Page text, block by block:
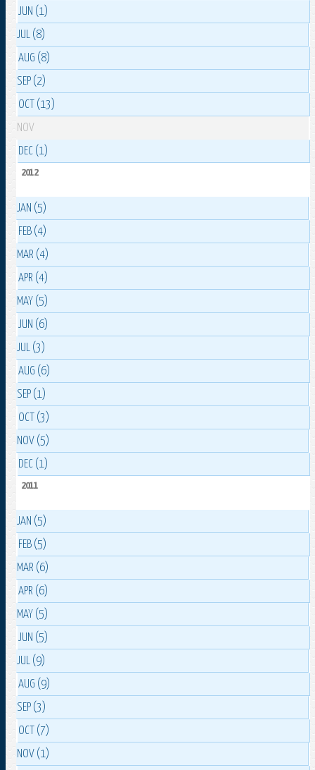
JUN (1)
JUL (8)
AUG (8)
SEP (2)
OCT (13)
NOV
DEC (1)
2012
JAN (5)
FEB (4)
MAR (4)
APR (4)
MAY (5)
JUN (6)
JUL (3)
AUG (6)
SEP (1)
OCT (3)
NOV (5)
DEC (1)
2011
JAN (5)
FEB (5)
MAR (6)
APR (6)
MAY (5)
JUN (5)
JUL (9)
AUG (9)
SEP (3)
OCT (7)
NOV (1)